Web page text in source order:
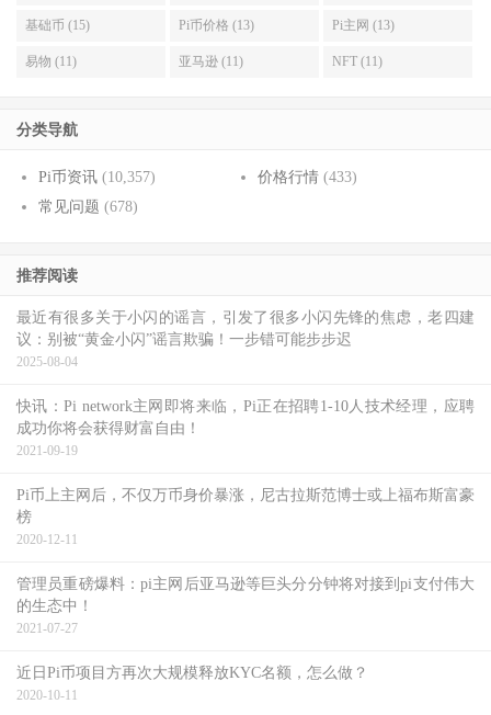
基础币 (15) Pi币价格 (13) Pi主网 (13)
易物 (11) 亚马逊 (11) NFT (11)
分类导航
Pi币资讯 (10,357) 价格行情(433)
常见问题 (678)
推荐阅读
最近有很多关于小闪的谣言，引发了很多小闪先锋的焦虑，老四建
议：别被“黄金小闪”谣言欺骗！一步错可能步步迟
2025-08-04
快讯：Pi network主网即将来临，Pi正在招聘1-10人技术经理，应聘
成功你将会获得财富自由！
2021-09-19
Pi币上主网后，不仅万币身价暴涨，尼古拉斯范博士或上福布斯富豪
榜
2020-12-11
管理员重磅爆料：pi主网后亚马逊等巨头分分钟将对接到pi支付伟大
的生态中！
2021-07-27
近日Pi币项目方再次大规模释放KYC名额，怎么做？
2020-10-11